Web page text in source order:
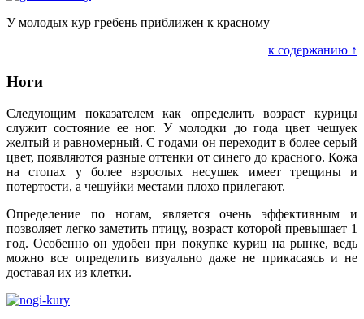
У молодых кур гребень приближен к красному
к содержанию ↑
Ноги
Следующим показателем как определить возраст курицы
служит состояние ее ног. У молодки до года цвет чешуек
желтый и равномерный. С годами он переходит в более серый
цвет, появляются разные оттенки от синего до красного. Кожа
на стопах у более взрослых несушек имеет трещины и
потертости, а чешуйки местами плохо прилегают.
Определение по ногам, является очень эффективным и
позволяет легко заметить птицу, возраст которой превышает 1
год. Особенно он удобен при покупке куриц на рынке, ведь
можно все определить визуально даже не прикасаясь и не
доставая их из клетки.